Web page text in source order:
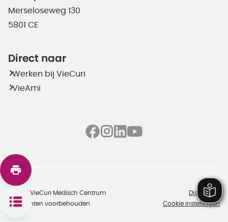
Merseloseweg 130
5801 CE
Direct naar
Werken bij VieCuri
VieAmi
©2026 VieCuri Medisch Centrum
Alle rechten voorbehouden
Disclaimer
Cookie instellingen